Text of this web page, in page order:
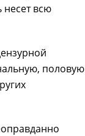
всю
половую